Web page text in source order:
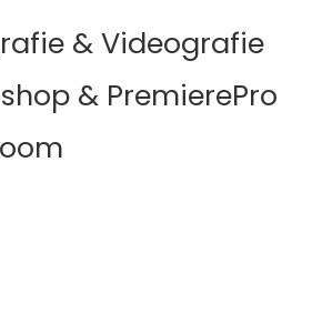
& Videografie
& PremierePro